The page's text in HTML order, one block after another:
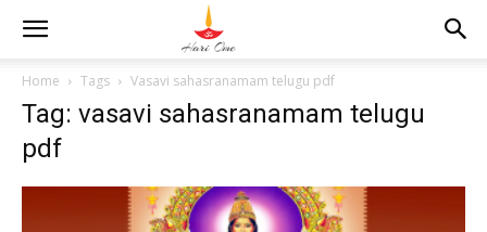
Home Tags Vasavi sahasranamam telugu pdf
Tag: vasavi sahasranamam telugu
pdf